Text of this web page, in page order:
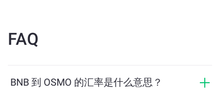
FAQ
BNB 到 OSMO 的汇率是什么意思？